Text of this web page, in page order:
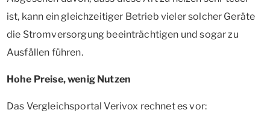
ist, kann ein gleichzeitiger Betrieb vieler solcher Geräte
die Stromversorgung beeinträchtigen und sogar zu
Ausfällen führen.
Hohe Preise, wenig Nutzen
Das Vergleichsportal Verivox rechnet es vor: